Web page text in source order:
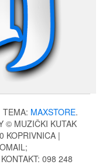
TEMA: MAXSTORE.
© MUZIČKI KUTAK
KOPRIVNICA |
098 248